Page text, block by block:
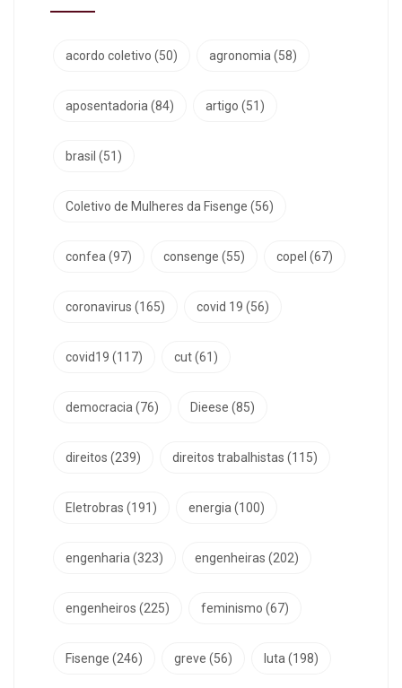
acordo coletivo (50) agronomia (58)
aposentadoria (84) artigo (51)
brasil (51)
Coletivo de Mulheres da Fisenge (56)
confea (97) consenge (55) copel (67)
coronavirus (165) covid 19 (56)
covid19 (117) cut(61)
democracia (76) Dieese (85)
direitos (239) direitos trabalhistas (115)
Eletrobras (191) energia (100)
engenharia (323) engenheiras (202)
engenheiros (225) feminismo (67)
Fisenge (246) greve (56) luta (198)